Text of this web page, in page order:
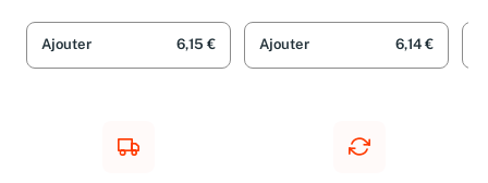
Ajouter 6,15 € Ajouter 6,14 €